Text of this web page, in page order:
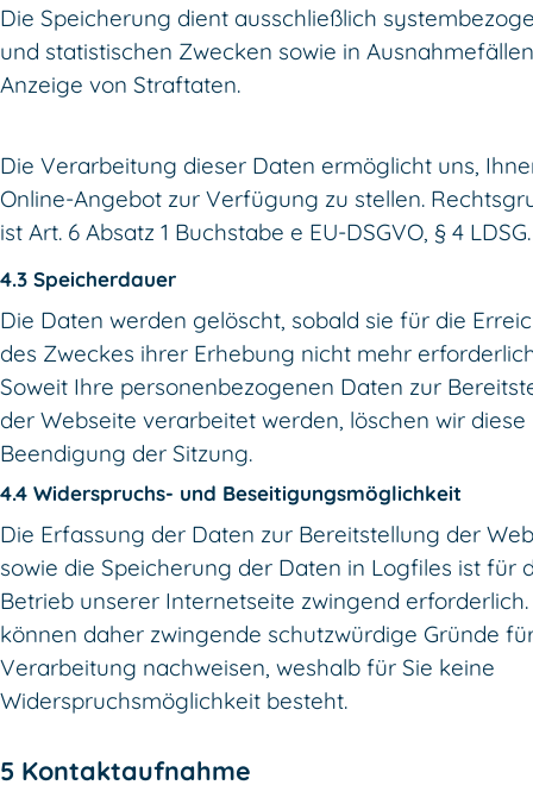
Die Speicherung dient ausschließlich
und statistischen Zwecken sowie in
Anzeige von Straftaten.
Die Verarbeitung dieser Daten ermöglicht uns,
Online-Angebot zur Verfügung zu stellen.
ist Art. 6 Absatz 1 Buchstabe e EU-DSGVO, § 4 LDSG.
4.3 Speicherdauer
Die Daten werden gelöscht, sobald sie für die
des Zweckes ihrer Erhebung nicht mehr
Soweit Ihre personenbezogenen Daten zur
der Webseite verarbeitet werden, löschen wir diese
Beendigung der Sitzung.
4.4 Widerspruchs- und Beseitigungsmöglichkeit
Die Erfassung der Daten zur Bereitstellung der
sowie die Speicherung der Daten in Logfiles ist für
Betrieb unserer Internetseite zwingend
können daher zwingende schutzwürdige Gründe
Verarbeitung nachweisen, weshalb für Sie keine
Widerspruchsmöglichkeit besteht.
5 Kontaktaufnahme